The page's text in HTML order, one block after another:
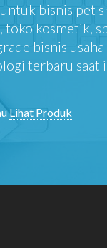
bisnis pet
toko kosmetik,
bisnis
terbaru saat
Lihat Produk